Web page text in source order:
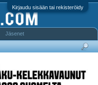
Kirjaudu sisään tai rekisteröidy
Jäsenet